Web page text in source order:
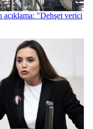
açıklama: "Dehşet verici